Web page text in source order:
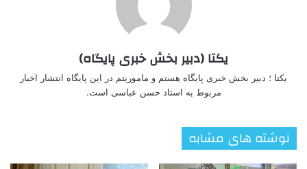
یکتا (دبیر بخش خبری پایگاه)
یکتا ؛ دبیر بخش خبری پایگاه هستم و ماموریتم در این پایگاه انتشار اخبار
مربوط به استاد حسن عباسی است.
نوشته های مشابه